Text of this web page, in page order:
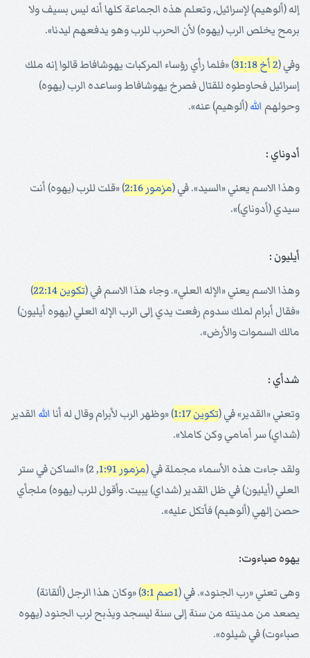
إله (ألوهيم) لإسرائيل, وتعلم هذه الجماعة كلها أنه ليس بسيف ولا
برمح يخلص الرب (يهوه) لأن الحرب للرب وهو يدفعهم ليدنا».
وفي (2 أخ 31:18
) «فلما رأي رؤساء المركبات يهوشافاط قالوا إنه ملك
إسرائيل فحاوطوه للقتال فصرخ يهوشافاط وساعده الرب (يهوه)
وحولهم الله(ألوهيم) عنه».
أدوناي :
وهذا الاسم يعني «السيد». في (مزمور 2:16
) «قلت للرب (يهوه) أنت
سيدي (أدوناي)».
أيليون :
وهذا الاسم يعني «الإله العلي». وجاء هذا الاسم في (تكوين 22:14
)
«فقال أبرام لملك سدوم رفعت يدي إلى الرب الإله العلي (يهوه أيليون)
مالك السموات والأرض».
شدأي :
وتعني «القدير» في (تكوين 1:17 ) «وظهر الرب لأبرام وقال له أناالله القدير
(شداي) سر أمامي وكن كاملا».
ولقد جاءت هذه الأسماء مجملة في (مزمور 1:91
, 2) «الساكن في ستر
العلي (أيليون) في ظل القدير (شداي) يبيت. وأقول للرب (يهوه) ملجأي
حصن إلهي (ألوهيم) فأتكل عليه».
يهوه صباءوت:
وهى تعني «رب الجنود». في (1صم 3:1
) «وكان هذا الرجل (ألقانة)
يصعد من مدينته من سنة إلى سنة ليسجد ويذبح لرب الجنود (يهوه
صباءوت) في شيلوه».